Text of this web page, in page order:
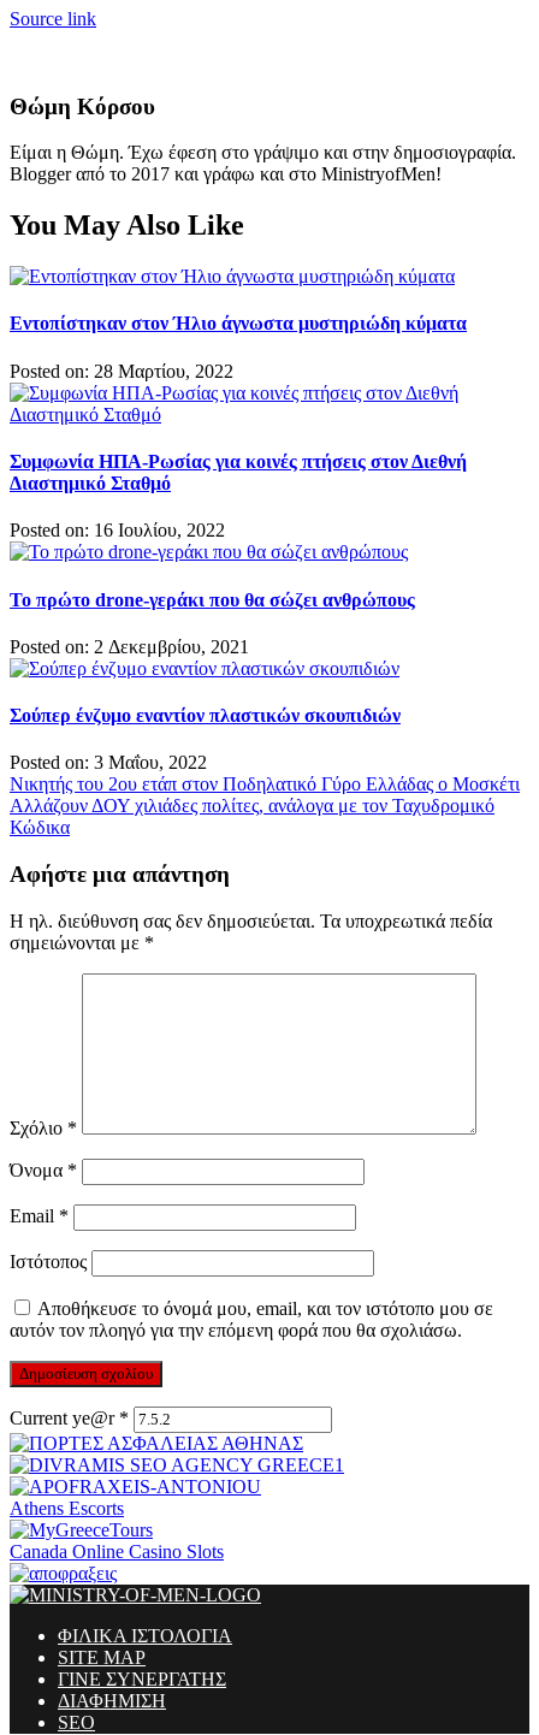
Source link
Θώμη Κόρσου
Είμαι η Θώμη. Έχω έφεση στο γράψιμο και στην δημοσιογραφία.
Blogger από το 2017 και γράφω και στο MinistryofMen!
You May Also Like
Εντοπίστηκαν στον Ήλιο άγνωστα μυστηριώδη κύματα
Posted on: 28 Μαρτίου, 2022
Συμφωνία ΗΠΑ-Ρωσίας για κοινές πτήσεις στον Διεθνή
Διαστημικό Σταθμό
Posted on: 16 Ιουλίου, 2022
Το πρώτο drone-γεράκι που θα σώζει ανθρώπους
Posted on: 2 Δεκεμβρίου, 2021
Σούπερ ένζυμο εναντίον πλαστικών σκουπιδιών
Posted on: 3 Μαΐου, 2022
Πλοήγηση
άρθρων
Νικητής του 2ου ετάπ στον Ποδηλατικό Γύρο Ελλάδας ο Μοσκέτι
Αλλάζουν ΔΟΥ χιλιάδες πολίτες, ανάλογα με τον Ταχυδρομικό
Κώδικα
Αφήστε μια απάντηση
Η ηλ. διεύθυνση σας δεν δημοσιεύεται. Τα υποχρεωτικά πεδία
σημειώνονται με *
Σχόλιο *
Όνομα *
Email *
Ιστότοπος
Αποθήκευσε το όνομά μου, email, και τον ιστότοπο μου σε
αυτόν τον πλοηγό για την επόμενη φορά που θα σχολιάσω.
Current ye@r *
Athens Escorts
Canada Online Casino Slots
ΦΙΛΙΚΑ ΙΣΤΟΛΟΓΙΑ
SITE MAP
ΓΙΝΕ ΣΥΝΕΡΓΑΤΗΣ
ΔΙΑΦΗΜΙΣΗ
SEO